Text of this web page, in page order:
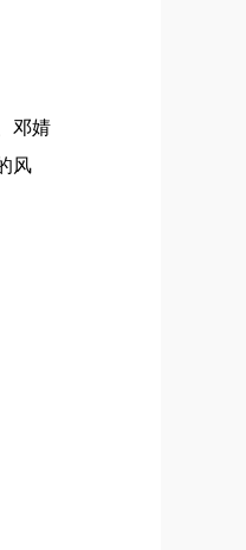
邓婧
风